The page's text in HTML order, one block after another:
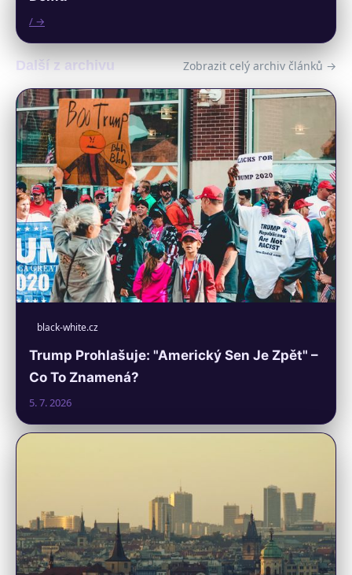
/ →
Další z archivu Zobrazit celý archiv článků →
black-white.cz
Trump Prohlašuje: "Americký Sen Je Zpět" –
Co To Znamená?
5. 7. 2026